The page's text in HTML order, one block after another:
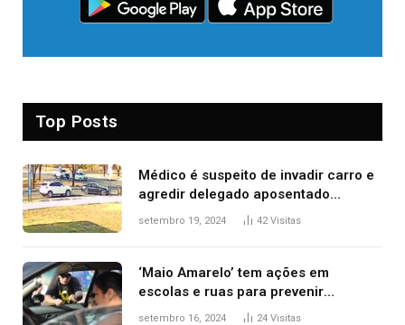
Top Posts
Médico é suspeito de invadir carro e
agredir delegado aposentado
durante confusão no trânsito
setembro 19, 2024 42Visitas
‘Maio Amarelo’ tem ações em
escolas e ruas para prevenir
acidentes no trânsito no AP
setembro 16, 2024 24 Visitas